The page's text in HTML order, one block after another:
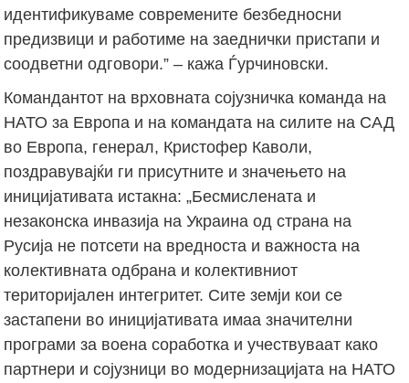
идентификуваме современите безбедносни
предизвици и работиме на заеднички пристапи и
соодветни одговори.” – кажа Ѓурчиновски.
Командантот на врховната сојузничка команда на
НАТО за Европа и на командата на силите на САД
во Европа, генерал, Кристофер Каволи,
поздравувајќи ги присутните и значењето на
иницијативата истакна: „Бесмислената и
незаконска инвазија на Украина од страна на
Русија не потсети на вредноста и важноста на
колективната одбрана и колективниот
територијален интегритет. Сите земји кои се
застапени во иницијативата имаа значителни
програми за воена соработка и учествуваат како
партнери и сојузници во модернизацијата на НАТО